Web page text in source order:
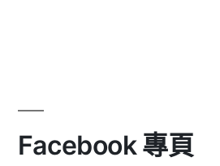
Facebook 專頁